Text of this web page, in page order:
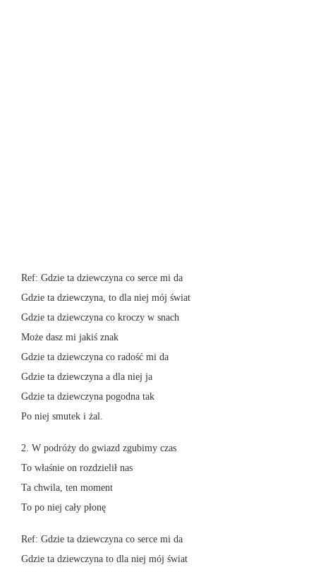
Ref: Gdzie ta dziewczyna co serce mi da
Gdzie ta dziewczyna, to dla niej mój świat
Gdzie ta dziewczyna co kroczy w snach
Może dasz mi jakiś znak
Gdzie ta dziewczyna co radość mi da
Gdzie ta dziewczyna a dla niej ja
Gdzie ta dziewczyna pogodna tak
Po niej smutek i żal.
2. W podróży do gwiazd zgubimy czas
To właśnie on rozdzielił nas
Ta chwila, ten moment
To po niej cały płonę
Ref: Gdzie ta dziewczyna co serce mi da
Gdzie ta dziewczyna to dla niej mój świat